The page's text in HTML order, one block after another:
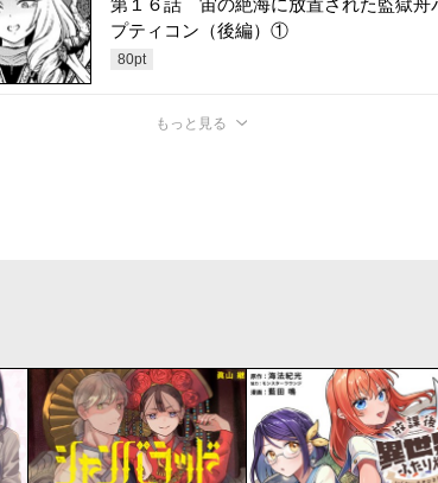
第１６話 宙の絶海に放置された監獄舟
プティコン（後編）①
80pt
もっと見る